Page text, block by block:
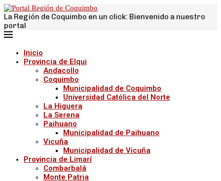
La Región de Coquimbo en un click: Bienvenido a nuestro
portal
Inicio
Provincia de Elqui
Andacollo
Coquimbo
Municipalidad de Coquimbo
Universidad Católica del Norte
La Higuera
La Serena
Paihuano
Municipalidad de Paihuano
Vicuña
Municipalidad de Vicuña
Provincia de Limarí
Combarbalá
Monte Patria